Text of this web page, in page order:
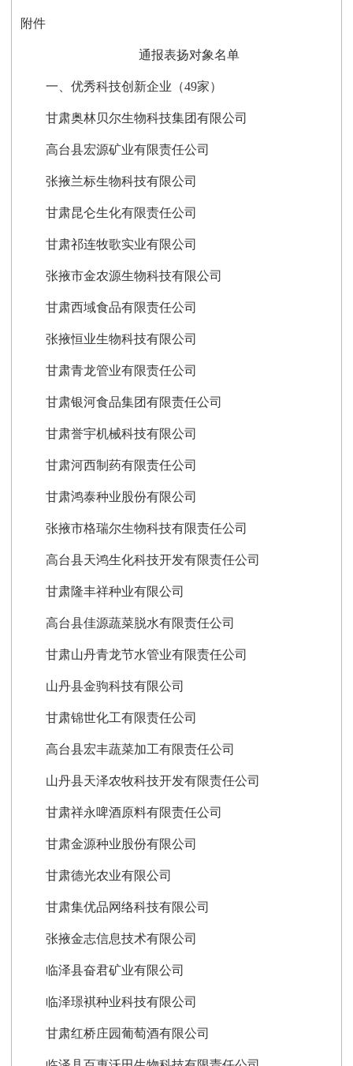
附件
通报表扬对象名单
一、优秀科技创新企业（49家）
甘肃奥林贝尔生物科技集团有限公司
高台县宏源矿业有限责任公司
张掖兰标生物科技有限公司
甘肃昆仑生化有限责任公司
甘肃祁连牧歌实业有限公司
张掖市金农源生物科技有限公司
甘肃西域食品有限责任公司
张掖恒业生物科技有限公司
甘肃青龙管业有限责任公司
甘肃银河食品集团有限责任公司
甘肃誉宇机械科技有限公司
甘肃河西制药有限责任公司
甘肃鸿泰种业股份有限公司
张掖市格瑞尔生物科技有限责任公司
高台县天鸿生化科技开发有限责任公司
甘肃隆丰祥种业有限公司
高台县佳源蔬菜脱水有限责任公司
甘肃山丹青龙节水管业有限责任公司
山丹县金驹科技有限公司
甘肃锦世化工有限责任公司
高台县宏丰蔬菜加工有限责任公司
山丹县天泽农牧科技开发有限责任公司
甘肃祥永啤酒原料有限责任公司
甘肃金源种业股份有限公司
甘肃德光农业有限公司
甘肃集优品网络科技有限公司
张掖金志信息技术有限公司
临泽县奋君矿业有限公司
临泽璟褀种业科技有限公司
甘肃红桥庄园葡萄酒有限公司